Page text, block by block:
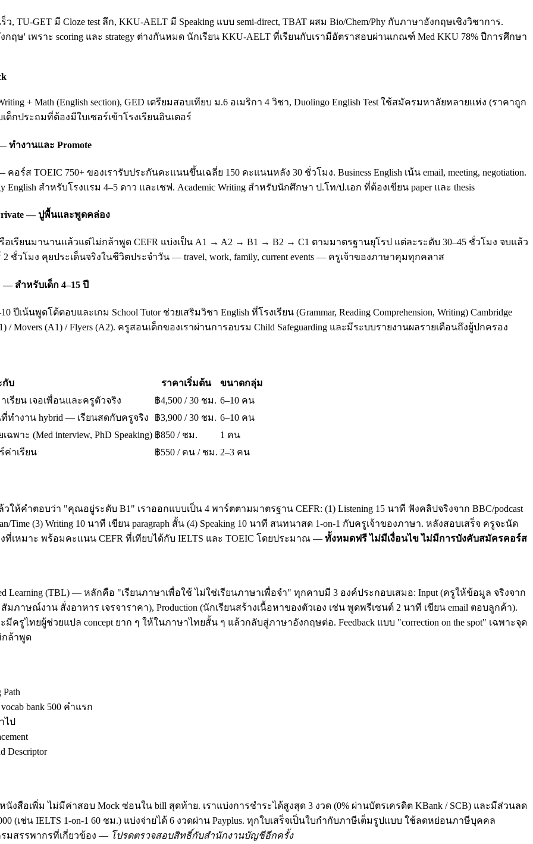
TU-GET มี Cloze test ลึก, KKU-AELT มี Speaking แบบ semi-direct, TBAT ผสม Bio/Chem/Phy กับภาษาอังกฤษเชิงวิชาการ.
ษ' เพราะ scoring และ strategy ต่างกันหมด นักเรียน KKU-AELT ที่เรียนกับเรามีอัตราสอบผ่านเกณฑ์ Med KKU 78% ปีการศึกษา
+ Math (English section), GED เตรียมสอบเทียบ ม.6 อเมริกา 4 วิชา, Duolingo English Test ใช้สมัครมหาลัยหลายแห่ง (ราคาถูก
เด็กประถมที่ต้องมีใบเซอร์เข้าโรงเรียนอินเตอร์
— ทำงานและ Promote
TOEIC 750+ ของเรารับประกันคะแนนขึ้นเฉลี่ย 150 คะแนนหลัง 30 ชั่วโมง. Business English เน้น email, meeting, negotiation.
English สำหรับโรงแรม 4–5 ดาว และเชฟ. Academic Writing สำหรับนักศึกษา ป.โท/ป.เอก ที่ต้องเขียน paper และ thesis
Private — ปูพื้นและพูดคล่อง
เรียนมานานแล้วแต่ไม่กล้าพูด CEFR แบ่งเป็น A1 → A2 → B1 → B2 → C1 ตามมาตรฐานยุโรป แต่ละระดับ 30–45 ชั่วโมง จบแล้ว
2 ชั่วโมง คุยประเด็นจริงในชีวิตประจำวัน — travel, work, family, current events — ครูเจ้าของภาษาคุมทุกคลาส
— สำหรับเด็ก 4–15 ปี
ปีเน้นพูดโต้ตอบและเกม School Tutor ช่วยเสริมวิชา English ที่โรงเรียน (Grammar, Reading Comprehension, Writing) Cambridge
Movers (A1) / Flyers (A2). ครูสอนเด็กของเราผ่านการอบรม Child Safeguarding และมีระบบรายงานผลรายเดือนถึงผู้ปกครอง
กับ ราคาเริ่มต้น
ขนาดกลุ่ม
เรียน เจอเพื่อนและครูตัวจริง ฿4,500 / 30 ชม. 6–10 คน
ำงาน hybrid — เรียนสดกับครูจริง ฿3,900 / 30 ชม. 6–10 คน
าะ (Med interview, PhD Speaking) ฿850 / ชม.
1 คน
ค่าเรียน ฿550 / คน / ชม. 2–3 คน
ให้คำตอบว่า "คุณอยู่ระดับ B1" เราออกแบบเป็น 4 พาร์ตตามมาตรฐาน CEFR: (1) Listening 15 นาที ฟังคลิปจริงจาก BBC/podcast
Time (3) Writing 10 นาที เขียน paragraph สั้น (4) Speaking 10 นาที สนทนาสด 1-on-1 กับครูเจ้าของภาษา. หลังสอบเสร็จ ครูจะนัด
เหมาะ พร้อมคะแนน CEFR ที่เทียบได้กับ IELTS และ TOEIC โดยประมาณ — ทั้งหมดฟรี ไม่มีเงื่อนไข ไม่มีการบังคับสมัครคอร์ส
Learning (TBL) — หลักคือ "เรียนภาษาเพื่อใช้ ไม่ใช่เรียนภาษาเพื่อจำ" ทุกคาบมี 3 องค์ประกอบเสมอ: Input (ครูให้ข้อมูล จริงจาก
มภาษณ์งาน สั่งอาหาร เจรจาราคา), Production (นักเรียนสร้างเนื้อหาของตัวเอง เช่น พูดพรีเซนต์ 2 นาที เขียน email ตอบลูกค้า).
ไทยผู้ช่วยแปล concept ยาก ๆ ให้ในภาษาไทยสั้น ๆ แล้วกลับสู่ภาษาอังกฤษต่อ. Feedback แบบ "correction on the spot" เฉพาะจุด
กล้าพูด
bank 500 คำแรก
ไป
Descriptor
สือเพิ่ม ไม่มีค่าสอบ Mock ซ่อนใน bill สุดท้าย. เราแบ่งการชำระได้สูงสุด 3 งวด (0% ผ่านบัตรเครดิต KBank / SCB) และมีส่วนลด
(เช่น IELTS 1-on-1 60 ชม.) แบ่งจ่ายได้ 6 งวดผ่าน Payplus. ทุกใบเสร็จเป็นใบกำกับภาษีเต็มรูปแบบ ใช้ลดหย่อนภาษีบุคคล
มสรรพากรที่เกี่ยวข้อง — โปรดตรวจสอบสิทธิ์กับสำนักงานบัญชีอีกครั้ง